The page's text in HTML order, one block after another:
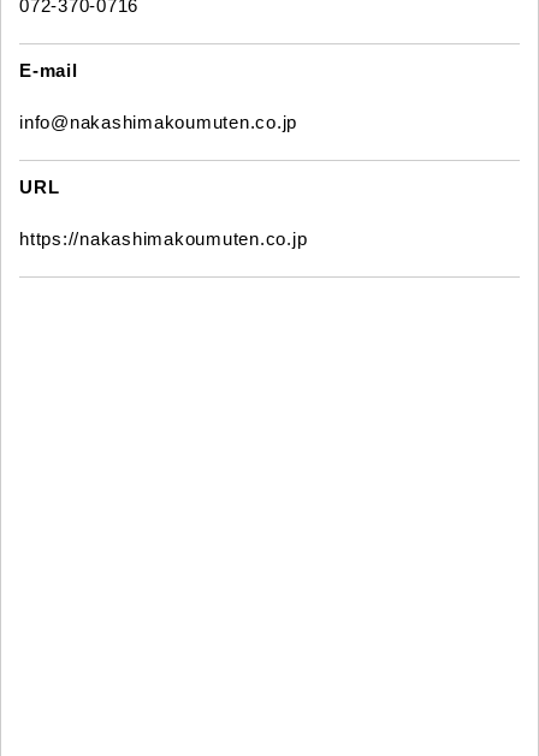
072-370-0716
E-mail
info@nakashimakoumuten.co.jp
URL
https://nakashimakoumuten.co.jp